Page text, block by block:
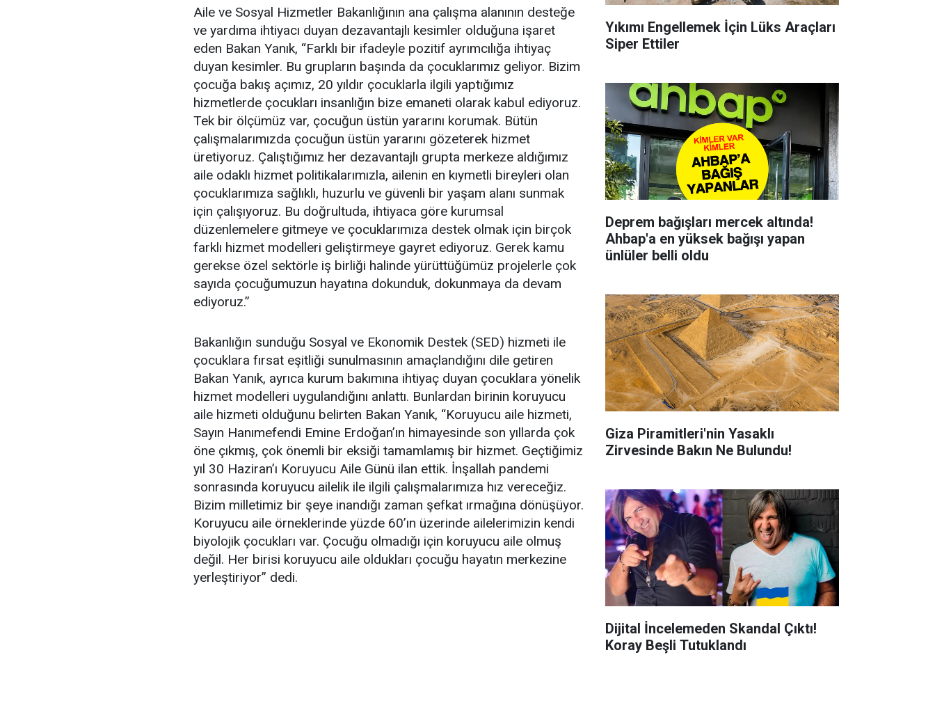
Aile ve Sosyal Hizmetler Bakanlığının ana çalışma alanının desteğe
ve yardıma ihtiyacı duyan dezavantajlı kesimler olduğuna işaret
eden Bakan Yanık, “Farklı bir ifadeyle pozitif ayrımcılığa ihtiyaç
duyan kesimler. Bu grupların başında da çocuklarımız geliyor. Bizim
çocuğa bakış açımız, 20 yıldır çocuklarla ilgili yaptığımız
hizmetlerde çocukları insanlığın bize emaneti olarak kabul ediyoruz.
Tek bir ölçümüz var, çocuğun üstün yararını korumak. Bütün
çalışmalarımızda çocuğun üstün yararını gözeterek hizmet
üretiyoruz. Çalıştığımız her dezavantajlı grupta merkeze aldığımız
aile odaklı hizmet politikalarımızla, ailenin en kıymetli bireyleri olan
çocuklarımıza sağlıklı, huzurlu ve güvenli bir yaşam alanı sunmak
için çalışıyoruz. Bu doğrultuda, ihtiyaca göre kurumsal
düzenlemelere gitmeye ve çocuklarımıza destek olmak için birçok
farklı hizmet modelleri geliştirmeye gayret ediyoruz. Gerek kamu
gerekse özel sektörle iş birliği halinde yürüttüğümüz projelerle çok
sayıda çocuğumuzun hayatına dokunduk, dokunmaya da devam
ediyoruz.”
Bakanlığın sunduğu Sosyal ve Ekonomik Destek (SED) hizmeti ile
çocuklara fırsat eşitliği sunulmasının amaçlandığını dile getiren
Bakan Yanık, ayrıca kurum bakımına ihtiyaç duyan çocuklara yönelik
hizmet modelleri uygulandığını anlattı. Bunlardan birinin koruyucu
aile hizmeti olduğunu belirten Bakan Yanık, “Koruyucu aile hizmeti,
Sayın Hanımefendi Emine Erdoğan’ın himayesinde son yıllarda çok
öne çıkmış, çok önemli bir eksiği tamamlamış bir hizmet. Geçtiğimiz
yıl 30 Haziran’ı Koruyucu Aile Günü ilan ettik. İnşallah pandemi
sonrasında koruyucu ailelik ile ilgili çalışmalarımıza hız vereceğiz.
Bizim milletimiz bir şeye inandığı zaman şefkat ırmağına dönüşüyor.
Koruyucu aile örneklerinde yüzde 60’ın üzerinde ailelerimizin kendi
biyolojik çocukları var. Çocuğu olmadığı için koruyucu aile olmuş
değil. Her birisi koruyucu aile oldukları çocuğu hayatın merkezine
yerleştiriyor” dedi.
Yıkımı Engellemek İçin Lüks Araçları
Siper Ettiler
Deprem bağışları mercek altında!
Ahbap'a en yüksek bağışı yapan
ünlüler belli oldu
Giza Piramitleri'nin Yasaklı
Zirvesinde Bakın Ne Bulundu!
Dijital İncelemeden Skandal Çıktı!
Koray Beşli Tutuklandı